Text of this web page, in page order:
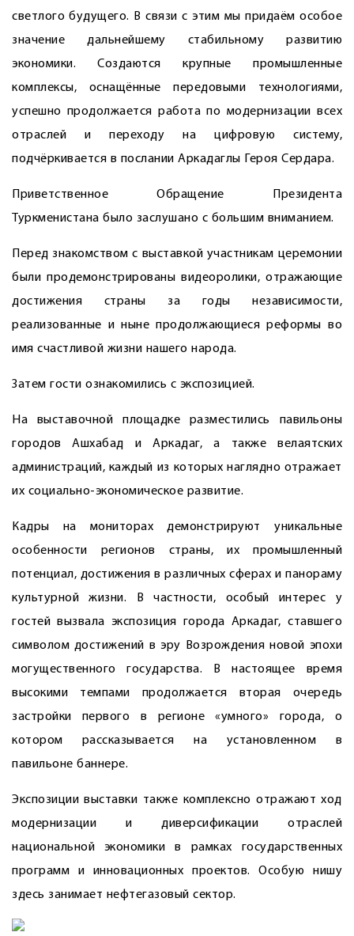
светлого будущего. В связи с этим мы придаём особое
значение дальнейшему стабильному развитию
экономики. Создаются крупные промышленные
комплексы, оснащённые передовыми технологиями,
успешно продолжается работа по модернизации всех
отраслей и переходу на цифровую систему,
подчёркивается в послании Аркадаглы Героя Сердара.
Приветственное Обращение Президента
Туркменистана было заслушано с большим вниманием.
Перед знакомством с выставкой участникам церемонии
были продемонстрированы видеоролики, отражающие
достижения страны за годы независимости,
реализованные и ныне продолжающиеся реформы во
имя счастливой жизни нашего народа.
Затем гости ознакомились с экспозицией.
На выставочной площадке разместились павильоны
городов Ашхабад и Аркадаг, а также велаятских
администраций, каждый из которых наглядно отражает
их социально-экономическое развитие.
Кадры на мониторах демонстрируют уникальные
особенности регионов страны, их промышленный
потенциал, достижения в различных сферах и панораму
культурной жизни. В частности, особый интерес у
гостей вызвала экспозиция города Аркадаг, ставшего
символом достижений в эру Возрождения новой эпохи
могущественного государства. В настоящее время
высокими темпами продолжается вторая очередь
застройки первого в регионе «умного» города, о
котором рассказывается на установленном в
павильоне баннере.
Экспозиции выставки также комп­лексно отражают ход
модернизации и диверсификации отраслей
национальной экономики в рамках государственных
программ и инновационных проектов. Особую нишу
здесь занимает нефтегазовый сектор.